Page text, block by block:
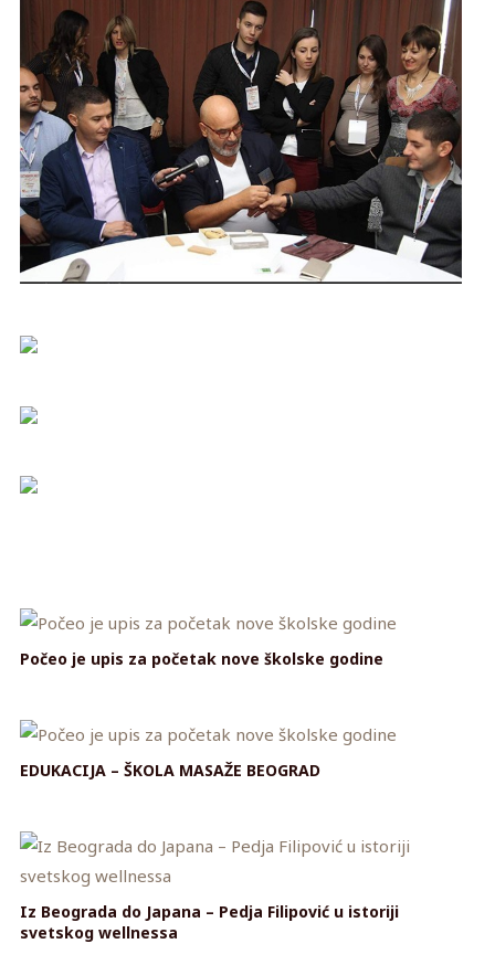
Počeo je upis za početak nove školske godine
EDUKACIJA – ŠKOLA MASAŽE BEOGRAD
Iz Beograda do Japana – Pedja Filipović u istoriji
svetskog wellnessa